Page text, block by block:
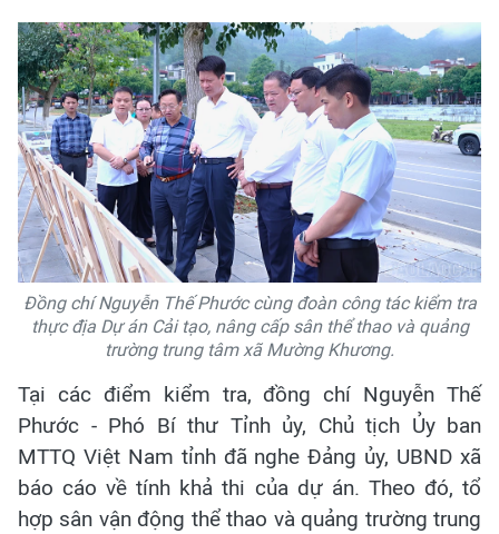
Đồng chí Nguyễn Thế Phước cùng đoàn công tác kiểm tra
thực địa Dự án Cải tạo, nâng cấp sân thể thao và quảng
trường trung tâm xã Mường Khương.
Tại các điểm kiểm tra, đồng chí Nguyễn Thế
Phước - Phó Bí thư Tỉnh ủy, Chủ tịch Ủy ban
MTTQ Việt Nam tỉnh đã nghe Đảng ủy, UBND xã
báo cáo về tính khả thi của dự án. Theo đó, tổ
hợp sân vận động thể thao và quảng trường trung